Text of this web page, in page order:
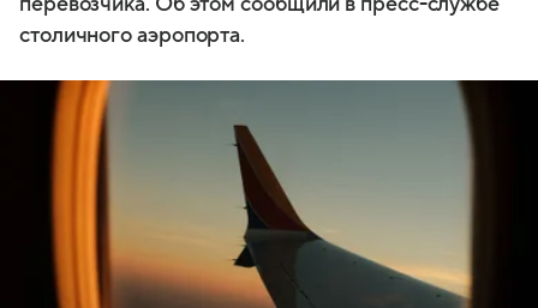
столичного аэропорта.